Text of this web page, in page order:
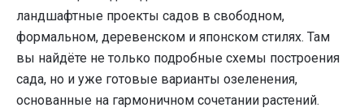
ландшафтные проекты садов в свободном,
формальном, деревенском и японском стилях. Там
вы найдёте не только подробные схемы построения
сада, но и уже готовые варианты озеленения,
основанные на гармоничном сочетании растений.